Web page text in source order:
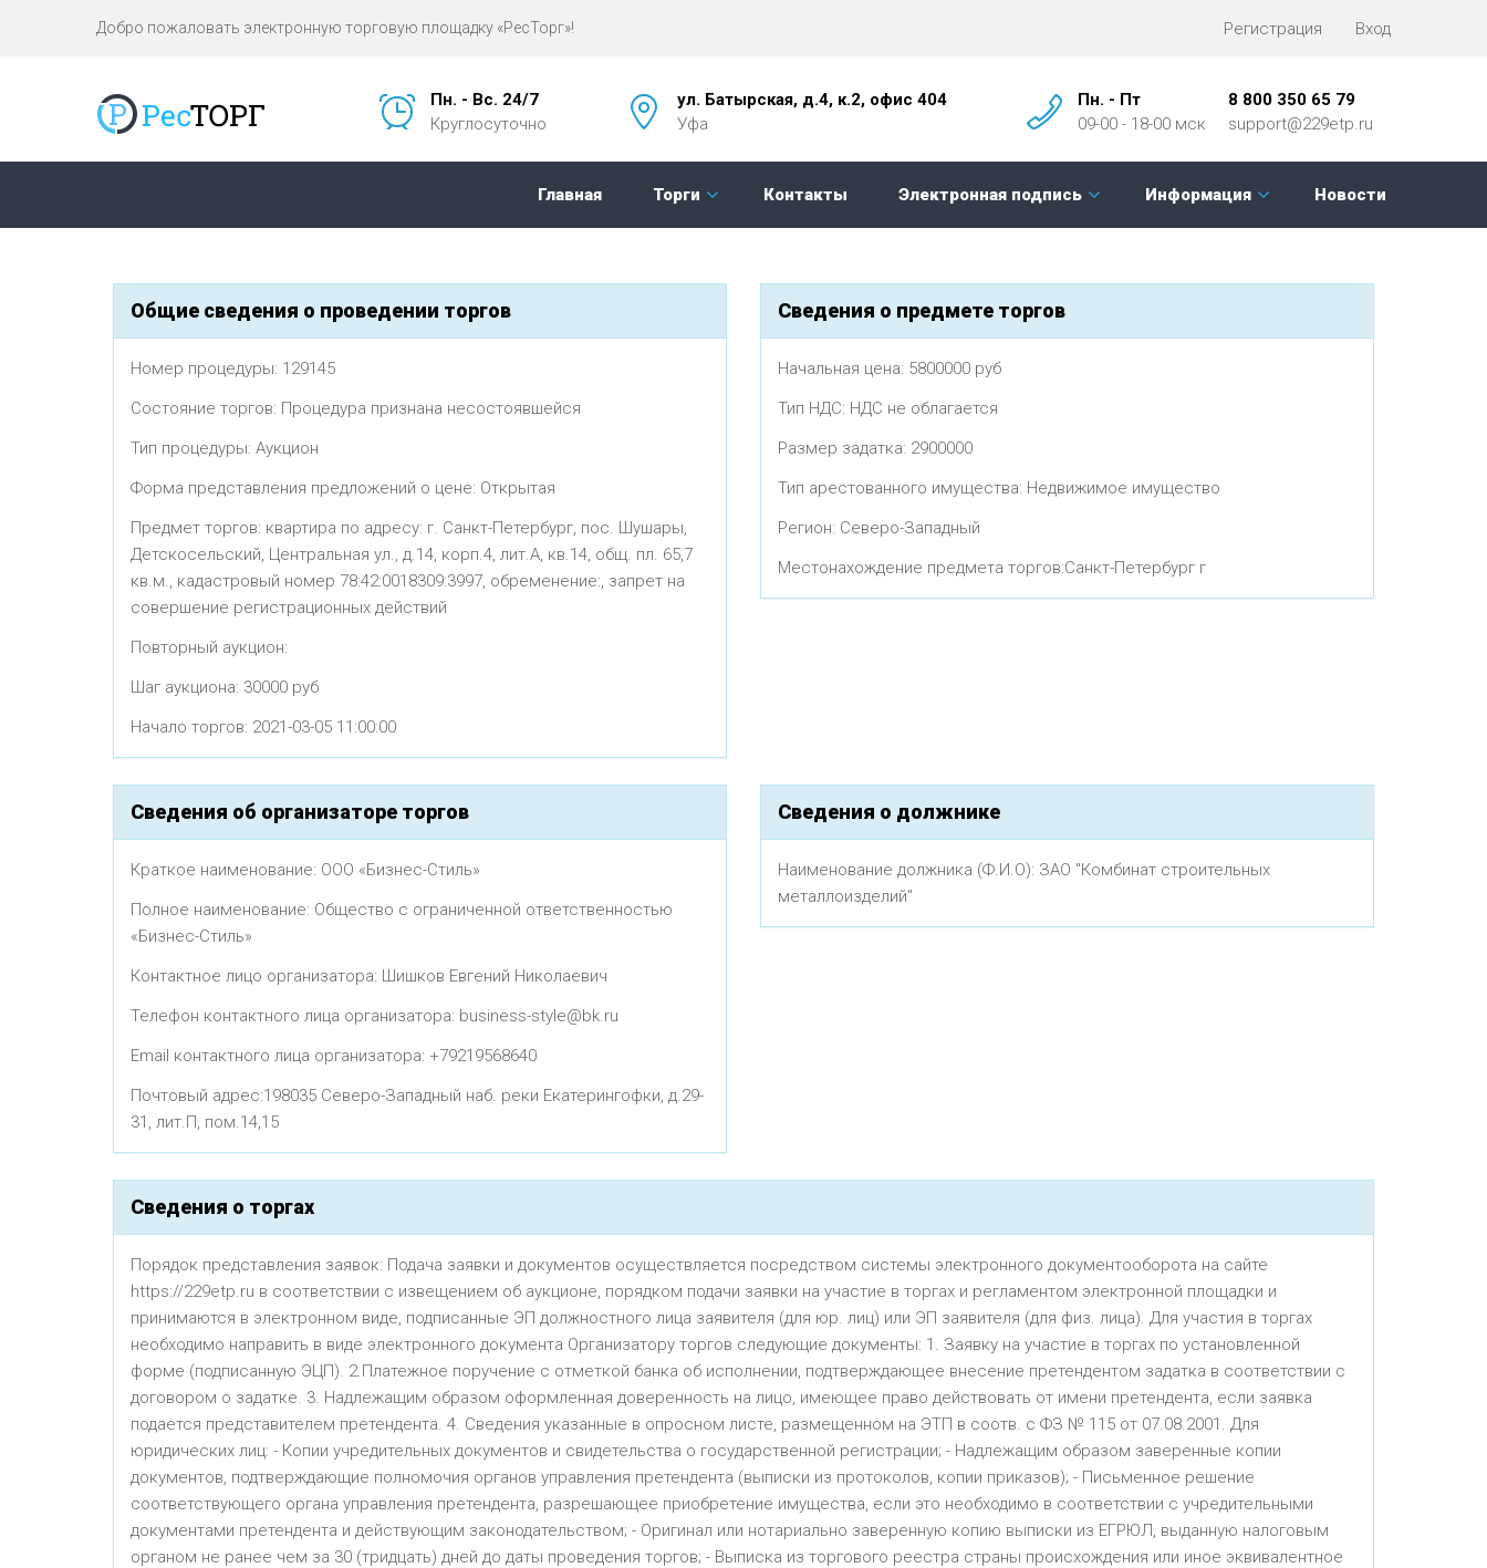
Добро пожаловать электронную торговую площадку «РесТорг»! Регистрация Вход
Пн. - Вс. 24/7
Круглосуточно
ул. Батырская, д.4, к.2, офис 404
Уфа
Пн. - Пт
09-00 - 18-00 мск
8 800 350 65 79
support@229etp.ru
Главная Торги Контакты Электронная подпись Информация Новости
Общие сведения о проведении торгов
Номер процедуры: 129145
Состояние торгов: Процедура признана несостоявшейся
Тип процедуры: Aукцион
Форма представления предложений о цене: Открытая
Предмет торгов: квартира по адресу: г. Санкт-Петербург, пос. Шушары,
Детскосельский, Центральная ул., д.14, корп.4, лит.А, кв.14, общ. пл. 65,7
кв.м., кадастровый номер 78:42:0018309:3997, обременение:, запрет на
совершение регистрационных действий
Повторный аукцион:
Шаг аукциона: 30000 руб
Начало торгов: 2021-03-05 11:00:00
Сведения о предмете торгов
Начальная цена: 5800000 руб
Тип НДС: НДС не облагается
Размер задатка: 2900000
Тип арестованного имущества: Недвижимое имущество
Регион: Северо-Западный
Местонахождение предмета торгов:Санкт-Петербург г
Сведения об организаторе торгов
Краткое наименование: ООО «Бизнес-Стиль»
Полное наименование: Общество с ограниченной ответственностью
«Бизнес-Стиль»
Контактное лицо организатора: Шишков Евгений Николаевич
Телефон контактного лица организатора: business-style@bk.ru
Email контактного лица организатора: +79219568640
Почтовый адрес:198035 Северо-Западный наб. реки Екатерингофки, д.29-
31, лит.П, пом.14,15
Сведения о должнике
Наименование должника (Ф.И.О): ЗАО "Комбинат строительных
металлоизделий"
Сведения о торгах
Порядок представления заявок: Подача заявки и документов осуществляется посредством системы электронного документооборота на сайте
https://229etp.ru в соответствии с извещением об аукционе, порядком подачи заявки на участие в торгах и регламентом электронной площадки и
принимаются в электронном виде, подписанные ЭП должностного лица заявителя (для юр. лиц) или ЭП заявителя (для физ. лица). Для участия в торгах
необходимо направить в виде электронного документа Организатору торгов следующие документы: 1. Заявку на участие в торгах по установленной
форме (подписанную ЭЦП). 2.Платежное поручение с отметкой банка об исполнении, подтверждающее внесение претендентом задатка в соответствии с
договором о задатке. 3. Надлежащим образом оформленная доверенность на лицо, имеющее право действовать от имени претендента, если заявка
подается представителем претендента. 4. Сведения указанные в опросном листе, размещенном на ЭТП в соотв. с ФЗ № 115 от 07.08.2001. Для
юридических лиц: - Копии учредительных документов и свидетельства о государственной регистрации; - Надлежащим образом заверенные копии
документов, подтверждающие полномочия органов управления претендента (выписки из протоколов, копии приказов); - Письменное решение
соответствующего органа управления претендента, разрешающее приобретение имущества, если это необходимо в соответствии с учредительными
документами претендента и действующим законодательством; - Оригинал или нотариально заверенную копию выписки из ЕГРЮЛ, выданную налоговым
органом не ранее чем за 30 (тридцать) дней до даты проведения торгов; - Выписка из торгового реестра страны происхождения или иное эквивалентное